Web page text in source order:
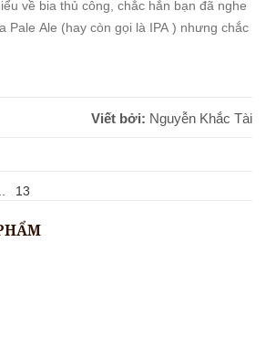
về bia thủ công, chắc hẳn bạn đã nghe
Pale Ale (hay còn gọi là IPA ) nhưng chắc
Viết bởi: Nguyễn Khắc Tài
13